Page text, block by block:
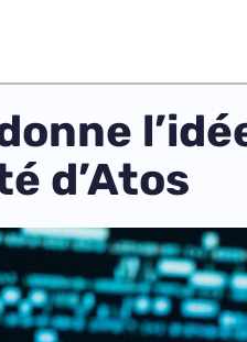
d’Atos